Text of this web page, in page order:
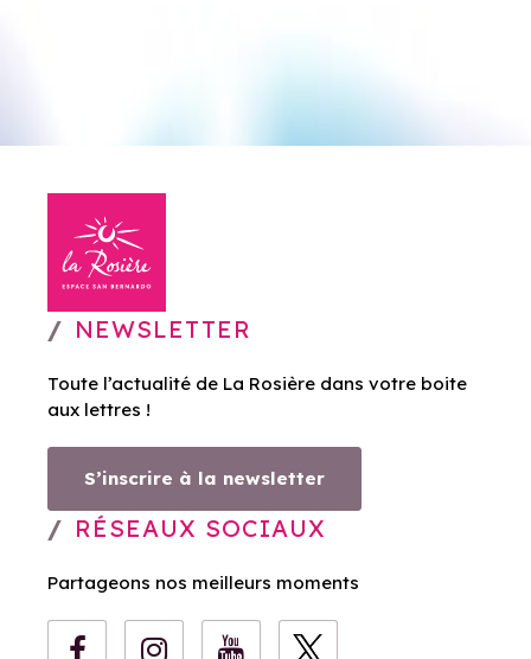
NEWSLETTER
Toute l’actualité de La Rosière dans votre boite
aux lettres !
S’inscrire à la newsletter
RÉSEAUX SOCIAUX
Partageons nos meilleurs moments